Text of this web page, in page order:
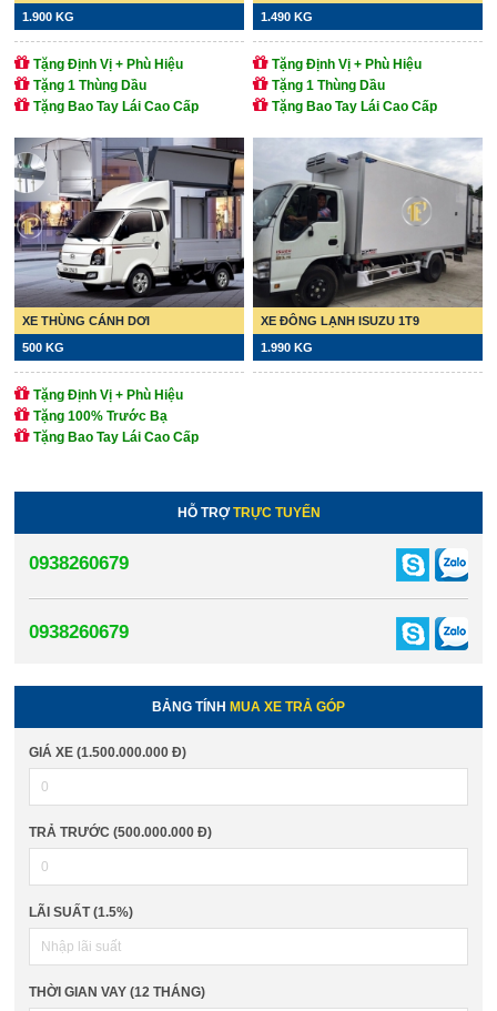
1.900 KG
Tặng Định Vị + Phù Hiệu
Tặng 1 Thùng Dầu
Tặng Bao Tay Lái Cao Cấp
1.490 KG
Tặng Định Vị + Phù Hiệu
Tặng 1 Thùng Dầu
Tặng Bao Tay Lái Cao Cấp
XE THÙNG CÁNH DƠI
500 KG
Tặng Định Vị + Phù Hiệu
Tặng 100% Trước Bạ
Tặng Bao Tay Lái Cao Cấp
XE ĐÔNG LẠNH ISUZU 1T9
1.990 KG
HỖ TRỢTRỰC TUYẾN
0938260679
0938260679
BẢNG TÍNH MUA XE TRẢ GÓP
GIÁ XE (1.500.000.000 Đ)
TRẢ TRƯỚC (500.000.000 Đ)
LÃI SUẤT (1.5%)
THỜI GIAN VAY (12 THÁNG)